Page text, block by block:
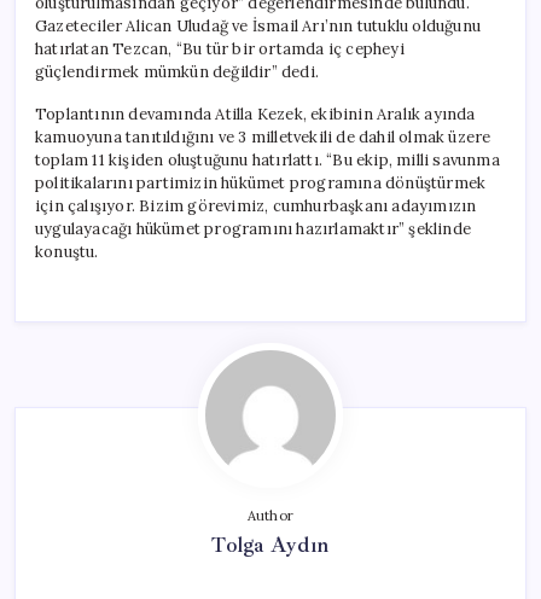
Gazeteciler Alican Uludağ ve İsmail Arı’nın tutuklu olduğunu
hatırlatan Tezcan, “Bu tür bir ortamda iç cepheyi
güçlendirmek mümkün değildir” dedi.
Toplantının devamında Atilla Kezek, ekibinin Aralık ayında
kamuoyuna tanıtıldığını ve 3 milletvekili de dahil olmak üzere
toplam 11 kişiden oluştuğunu hatırlattı. “Bu ekip, milli savunma
politikalarını partimizin hükümet programına dönüştürmek
için çalışıyor. Bizim görevimiz, cumhurbaşkanı adayımızın
uygulayacağı hükümet programını hazırlamaktır” şeklinde
konuştu.
Author
Tolga Aydın